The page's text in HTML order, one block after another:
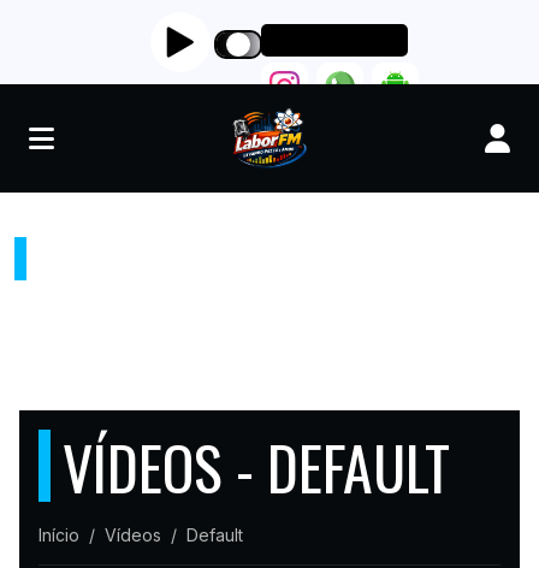
VÍDEOS - DEFAULT
Início Vídeos Default